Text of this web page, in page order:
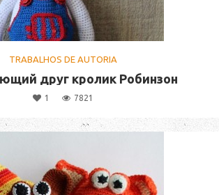
TRABALHOS DE AUTORIA
друг кролик Робинзон
1 7821